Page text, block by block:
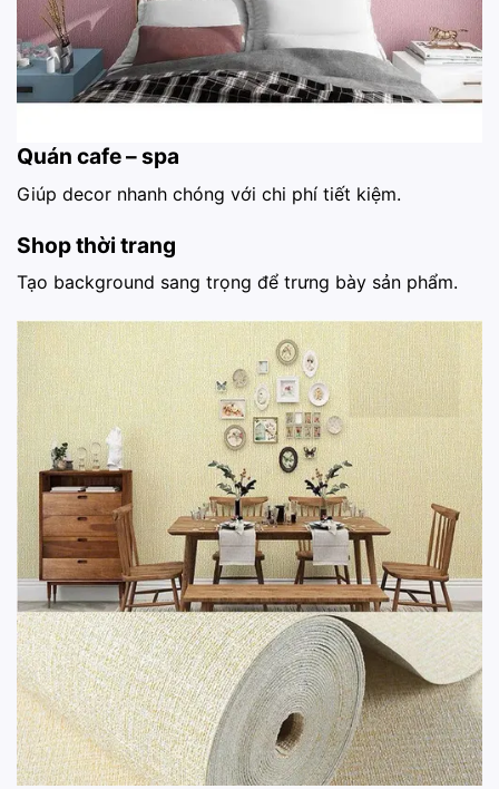
Quán cafe – spa
Giúp decor nhanh chóng với chi phí tiết kiệm.
Shop thời trang
Tạo background sang trọng để trưng bày sản phẩm.